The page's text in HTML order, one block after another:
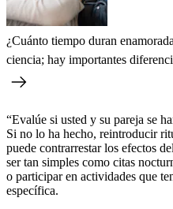
¿Cuánto tiempo duran
ciencia; hay importantes
“Evalúe si usted y su pareja se
Si no lo ha hecho, reintroducir
puede contrarrestar los efectos
ser tan simples como citas
o participar en actividades que
específica.